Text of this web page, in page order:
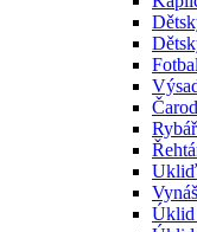
Úklid